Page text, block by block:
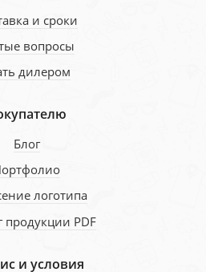
и сроки
вопросы
дилером
Блог
логотипа
продукции PDF
и условия